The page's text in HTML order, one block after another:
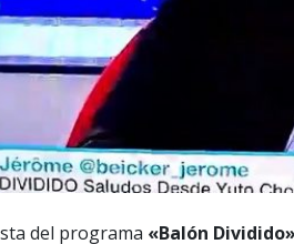
del programa «Balón Dividido»